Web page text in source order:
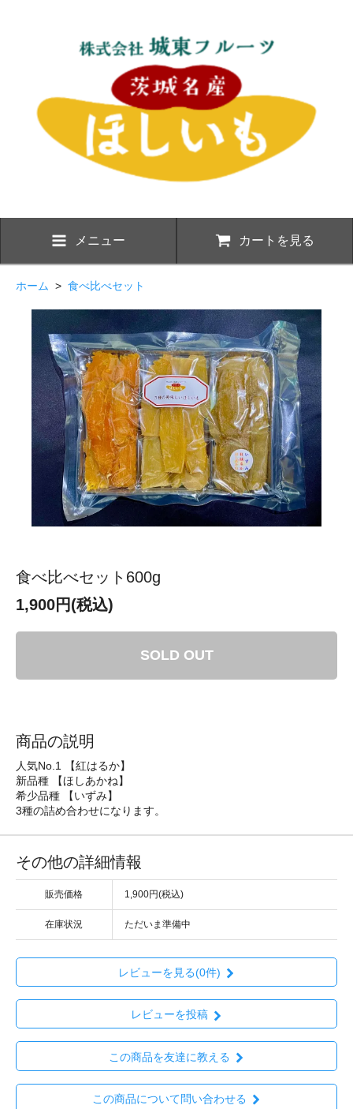
メニュー カートを見る
ホーム > 食べ比べセット
食べ比べセット600g
1,900円(税込)
SOLD OUT
商品の説明
人気No.1 【紅はるか】
新品種 【ほしあかね】
希少品種 【いずみ】
3種の詰め合わせになります。
その他の詳細情報
販売価格 1,900円(税込)
在庫状況 ただいま準備中
レビューを見る(0件)
レビューを投稿
この商品を友達に教える
この商品について問い合わせる